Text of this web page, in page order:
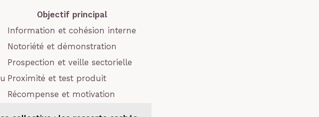
Objectif principal
Information et cohésion interne
Notoriété et démonstration
Prospection et veille sectorielle
Proximité et test produit
Récompense et motivation